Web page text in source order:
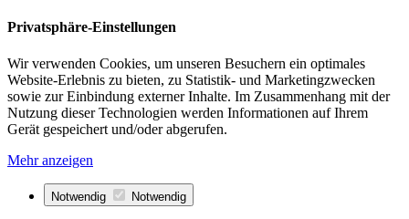
Privatsphäre-Einstellungen
Wir verwenden Cookies, um unseren Besuchern ein optimales
Website-Erlebnis zu bieten, zu Statistik- und Marketingzwecken
sowie zur Einbindung externer Inhalte. Im Zusammenhang mit der
Nutzung dieser Technologien werden Informationen auf Ihrem
Gerät gespeichert und/oder abgerufen.
Mehr anzeigen
Notwendig Notwendig